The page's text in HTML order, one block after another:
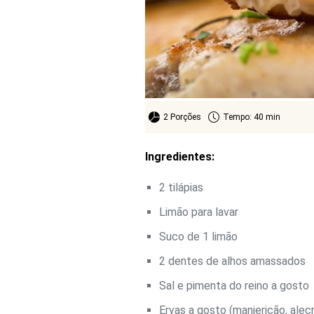
2 Porções Tempo: 40 min
Ingredientes:
2 tilápias
Limão para lavar
Suco de 1 limão
2 dentes de alhos amassados
Sal e pimenta do reino a gosto
Ervas a gosto (manjericão,